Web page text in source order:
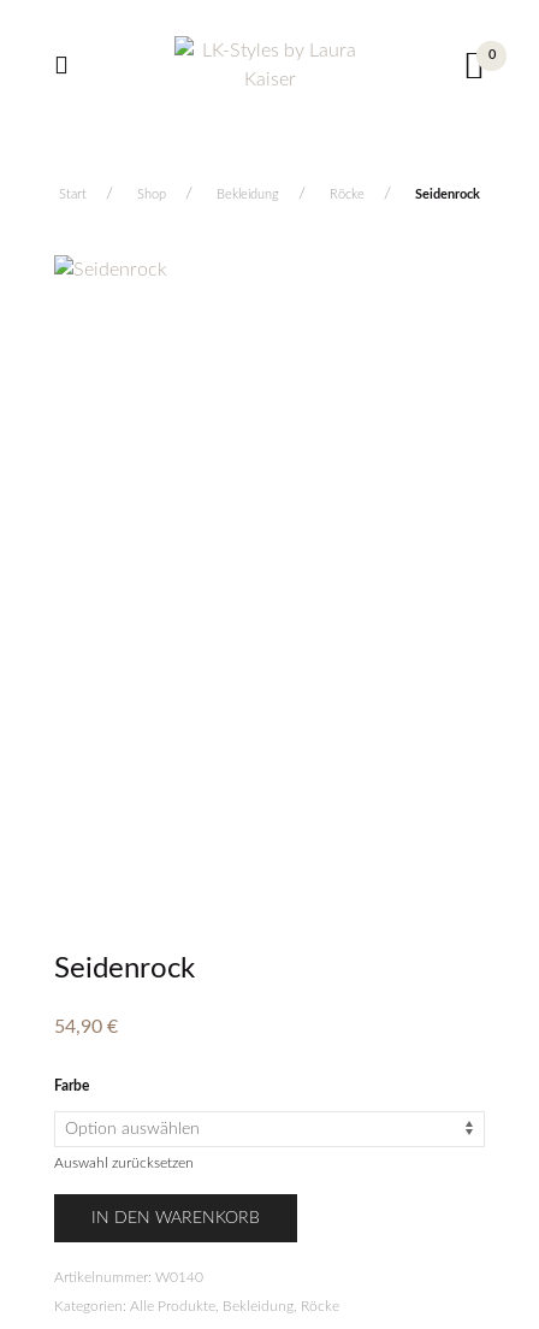
0
Start Shop Bekleidung Röcke Seidenrock
Seidenrock
54,90 €
Farbe
Auswahl zurücksetzen
Seidenrock
MengeIN DEN WARENKORB
Artikelnummer: W0140
Kategorien: Alle Produkte Bekleidung Röcke